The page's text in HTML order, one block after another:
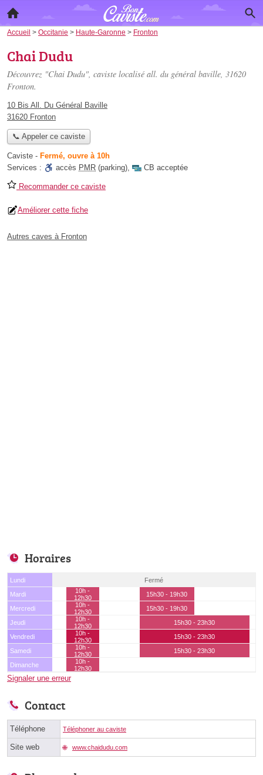
Accueil > Occitanie > Haute-Garonne > Fronton
Chai Dudu
Découvrez "Chai Dudu", caviste localisé all. du général baville, 31620
Fronton.
10 Bis All. Du Général Baville
31620 Fronton
📞 Appeler ce caviste
Caviste - Fermé, ouvre à 10h
Services :
accès PMR (parking), CB acceptée
Recommander ce caviste
Améliorer cette fiche
Autres caves à Fronton
Horaires
Lundi
Fermé
Mardi
10h -
12h30
15h30 - 19h30
Mercredi
10h -
12h30
15h30 - 19h30
Jeudi
10h -
12h30
15h30 - 23h30
Vendredi
10h -
12h30
15h30 - 23h30
Samedi
10h -
12h30
15h30 - 23h30
Dimanche
10h -
12h30
Signaler une erreur
Contact
Téléphone Téléphoner au caviste
Site web www.chaidudu.com